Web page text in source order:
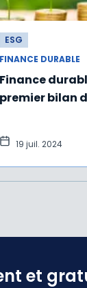
ESG
FINANCE DURABLE
Finance
premier bilan
19 juil. 2024
et